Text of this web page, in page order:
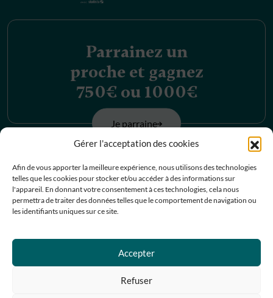
Gérer l'acceptation des cookies
Afin de vous apporter la meilleure expérience, nous utilisons des technologies
telles que les cookies pour stocker et/ou accéder à des informations sur
l'appareil. En donnant votre consentement à ces technologies, cela nous
permettra de traiter des données telles que le comportement de navigation ou
les identifiants uniques sur ce site.
Accepter
Refuser
Parrainez un
proche et gagnez
750€ ou 1000€
Je parraine
Découvrez nos
offres d’emplois
Contactez-nous
Prendre RDV